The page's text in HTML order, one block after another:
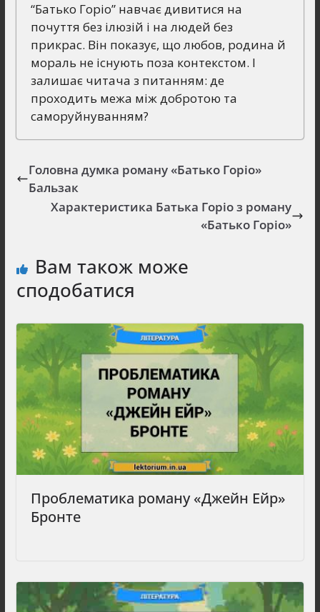
“Батько Горіо” навчає дивитися на
почуття без ілюзій і на людей без
прикрас. Він показує, що любов, родина й
мораль не існують поза контекстом. І
залишає читача з питанням: де
проходить межа між добротою та
саморуйнуванням?
Головна думка роману «Батько Горіо»
Бальзак
Характеристика Батька Горіо з роману
«Батько Горіо»
Вам також може
сподобатися
Проблематика роману «Джейн Ейр»
Бронте